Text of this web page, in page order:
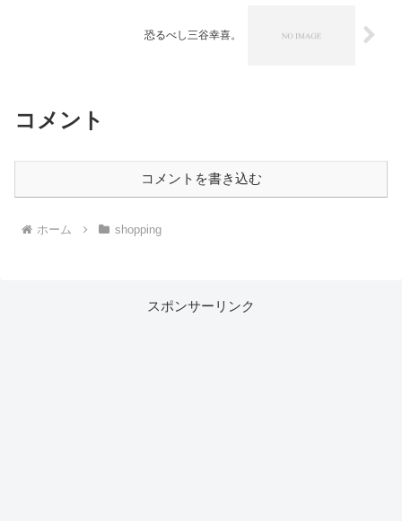
恐るべし三谷幸喜。
コメント
コメントを書き込む
ホーム shopping
スポンサーリンク